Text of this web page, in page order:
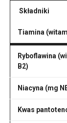
Składniki
Tiamina
Ryboflawina
B2)
Niacyna (mg
Kwas